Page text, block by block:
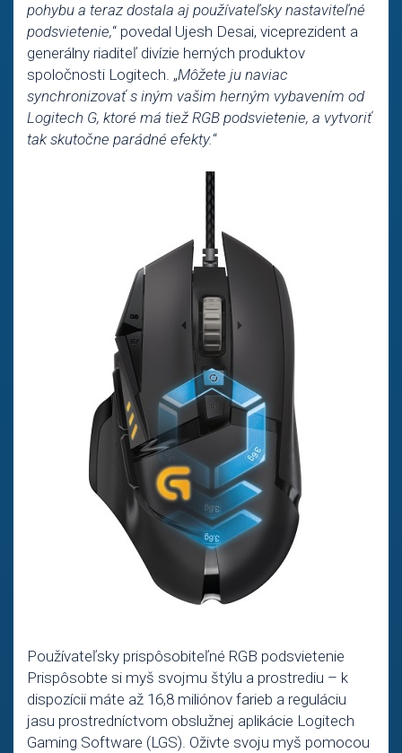
pohybu a teraz dostala aj používateľsky nastaviteľné
podsvietenie,“ povedal Ujesh Desai, viceprezident a
generálny riaditeľ divízie herných produktov
spoločnosti Logitech. „Môžete ju naviac
synchronizovať s iným vašim herným vybavením od
Logitech G, ktoré má tiež RGB podsvietenie, a vytvoriť
tak skutočne parádné efekty.“
Používateľsky prispôsobiteľné RGB podsvietenie
Prispôsobte si myš svojmu štýlu a prostrediu – k
dispozícii máte až 16,8 miliónov farieb a reguláciu
jasu prostredníctvom obslužnej aplikácie Logitech
Gaming Software (LGS). Oživte svoju myš pomocou